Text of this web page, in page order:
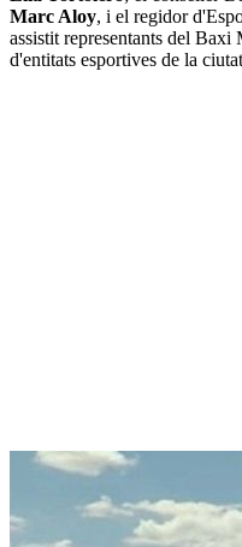
Marc Aloy, i el regidor
assistit representants del Baxi
d'entitats esportives de la